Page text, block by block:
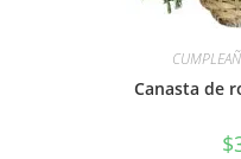
Canasta de
$